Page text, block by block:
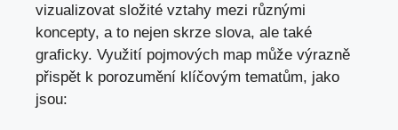
vizualizovat složité vztahy mezi různými
koncepty, a to nejen skrze slova, ale také
graficky. Využití pojmových map může výrazně
přispět k porozumění klíčovým tematům, jako
jsou: